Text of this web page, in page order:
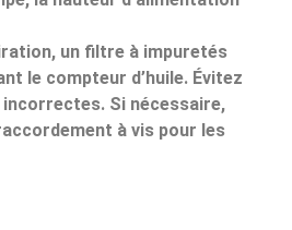
un filtre à impuretés
le compteur d’huile. Évitez
incorrectes. Si nécessaire,
à vis pour les